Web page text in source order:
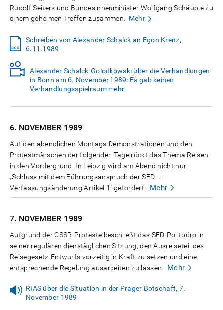
Rudolf Seiters und Bundesinnenminister Wolfgang Schäuble zu
einem geheimen Treffen zusammen.
Mehr
Schreiben von Alexander Schalck an Egon Krenz,
6.11.1989
Alexander Schalck-Golodkowski über die Verhandlungen
in Bonn am 6. November 1989: Es gab keinen
Verhandlungsspielraum mehr
6. NOVEMBER 1989
Auf den abendlichen Montags-Demonstrationen und den
Protestmärschen der folgenden Tage rückt das Thema Reisen
in den Vordergrund. In Leipzig wird am Abend nicht nur
„Schluss mit dem Führungsanspruch der SED –
Verfassungsänderung Artikel 1" gefordert.
Mehr
7. NOVEMBER 1989
Aufgrund der CSSR-Proteste beschließt das SED-Politbüro in
seiner regulären dienstäglichen Sitzung, den Ausreiseteil des
Reisegesetz-Entwurfs vorzeitig in Kraft zu setzen und eine
entsprechende Regelung ausarbeiten zu lassen.
Mehr
RIAS über die Situation in der Prager Botschaft, 7.
November 1989